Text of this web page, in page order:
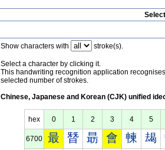
Show characters with stroke(s).
Select a character by clicking it.
This handwriting recognition application
selected number of strokes.
Chinese, Japanese and Korean (CJK) unified
hex 0 1 2 3 4 5
6700 最 朁 朂 會 朄 朅